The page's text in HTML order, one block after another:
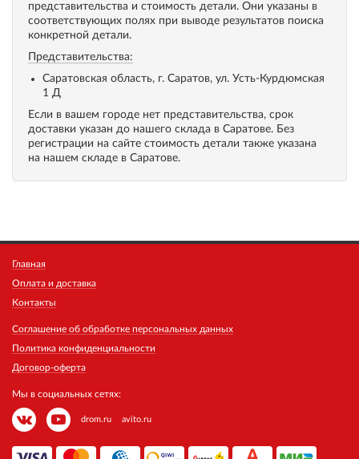
представительства и стоимость детали. Они указаны в
соответствующих полях при выводе результатов поиска
конкретной детали.
Представительства:
Саратовская область, г. Саратов, ул. Усть-Курдюмская
1 Д
Если в вашем городе нет представительства, срок
доставки указан до нашего склада в Саратове. Без
регистрации на сайте стоимость детали также указана
на нашем складе в Саратове.
Главная
Оплата и доставка
Контакты
Соглашение об обработке персональных данных
Политика конфиденциальности
Договор-оферта
Мы в социальных сетях:
drom.ru avito.ru